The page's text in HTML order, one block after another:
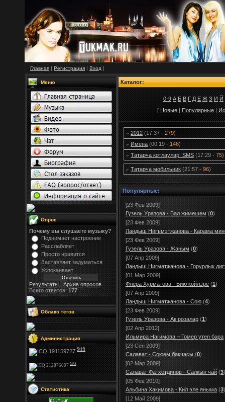
Главная | Регистрация | Вход |
Меню
Опрос
Почему вы слушаете музыку?
Поднимает настроение
Расслабляет
Просто нравится
Заставляет задуматься
Успокаивает
Результаты|Архив опросов
Всего ответов:177
Облако тегов
Администрация
Stifi
NFS
Статистика
Каталог:
0-9 А Б В Г Д Е Ж З И Й
[Новые|Популярные|
»2012 (17:37 -279)
»Имена (00:19 -146)
»Татарча котлаулар. SMS (17:29 -75)
»Татарча мобильник (21:57 -96)
Популярные:
[23 Фев 2009]
Гузель Уразова - Бал жимешем (0)
[23 Фев 2009]
Ландыш Нигъмэтжанова - Карама
[23 Фев 2009]
Гузель Уразова - Жаным (0)
[07 Апр 2009]
Ландыш Нигматжанова - Горурлык
[01 Мар 2009]
Флера Хурматова - Бию койлэре (1)
[07 Апр 2009]
Ландыш Нигматжанова - Сою (4)
[23 Фев 2009]
Гузель Уразова - Ак розалар (1)
[02 Апр 2012]
Ильмира Нагимова – Гомер утеп бара
[23 Сен 2009]
Салават - Союем бакчасы (0)
[02 Мар 2009]
Салават Фатхетдинов - Салкын чай (3)
[05 Фев 2010]
Альбина Хакимова - Кил эле яныма (3)
[12 Май 2009]